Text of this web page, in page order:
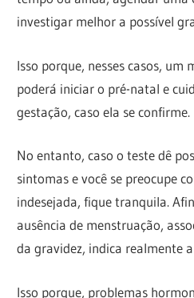
investigar melhor a possível
Isso porque, nesses casos, um
poderá iniciar o pré-natal e
gestação, caso ela se confirme.
No entanto, caso o teste dê
sintomas e você se preocupe
indesejada, fique tranquila.
ausência de menstruação,
da gravidez, indica realmente
Isso porque, problemas